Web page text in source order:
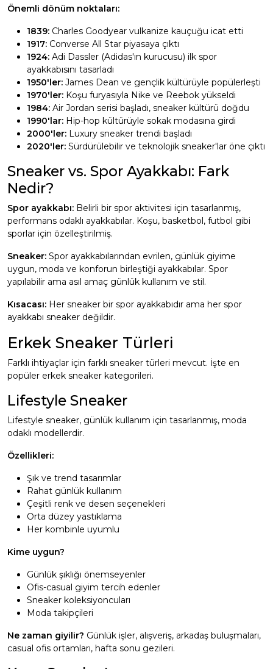
Önemli dönüm noktaları:
1839: Charles Goodyear vulkanize kauçuğu icat etti
1917: Converse All Star piyasaya çıktı
1924: Adi Dassler (Adidas'ın kurucusu) ilk spor
ayakkabısını tasarladı
1950'ler: James Dean ve gençlik kültürüyle popülerleşti
1970'ler: Koşu furyasıyla Nike ve Reebok yükseldi
1984: Air Jordan serisi başladı, sneaker kültürü doğdu
1990'lar: Hip-hop kültürüyle sokak modasına girdi
2000'ler: Luxury sneaker trendi başladı
2020'ler: Sürdürülebilir ve teknolojik sneaker'lar öne çıktı
Sneaker vs. Spor Ayakkabı: Fark
Nedir?
Spor ayakkabı: Belirli bir spor aktivitesi için tasarlanmış,
performans odaklı ayakkabılar. Koşu, basketbol, futbol gibi
sporlar için özelleştirilmiş.
Sneaker: Spor ayakkabılarından evrilen, günlük giyime
uygun, moda ve konforun birleştiği ayakkabılar. Spor
yapılabilir ama asıl amaç günlük kullanım ve stil.
Kısacası: Her sneaker bir spor ayakkabıdır ama her spor
ayakkabı sneaker değildir.
Erkek Sneaker Türleri
Farklı ihtiyaçlar için farklı sneaker türleri mevcut. İşte en
popüler erkek sneaker kategorileri.
Lifestyle Sneaker
Lifestyle sneaker, günlük kullanım için tasarlanmış, moda
odaklı modellerdir.
Özellikleri:
Şık ve trend tasarımlar
Rahat günlük kullanım
Çeşitli renk ve desen seçenekleri
Orta düzey yastıklama
Her kombinle uyumlu
Kime uygun?
Günlük şıklığı önemseyenler
Ofis-casual giyim tercih edenler
Sneaker koleksiyoncuları
Moda takipçileri
Ne zaman giyilir? Günlük işler, alışveriş, arkadaş buluşmaları,
casual ofis ortamları, hafta sonu gezileri.